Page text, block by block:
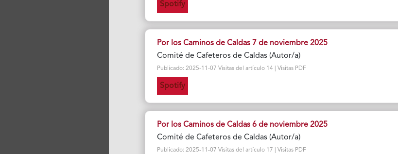
Spotify
Por los Caminos de Caldas 7 de noviembre 2025
Comité de Cafeteros de Caldas (Autor/a)
Publicado: 2025-11-07 Visitas del artículo 14 | Visitas PDF
Spotify
Por los Caminos de Caldas 6 de noviembre 2025
Comité de Cafeteros de Caldas (Autor/a)
Publicado: 2025-11-07 Visitas del artículo 17 | Visitas PDF